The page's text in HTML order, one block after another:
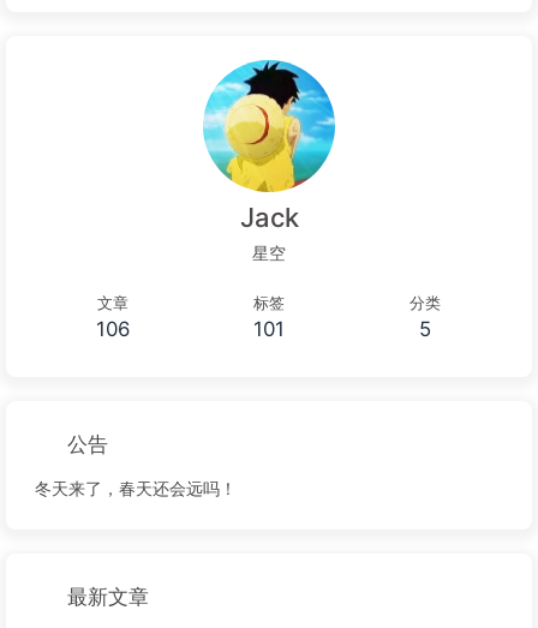
Jack
星空
文章
106
标签
101
分类
5
公告
冬天来了，春天还会远吗！
最新文章